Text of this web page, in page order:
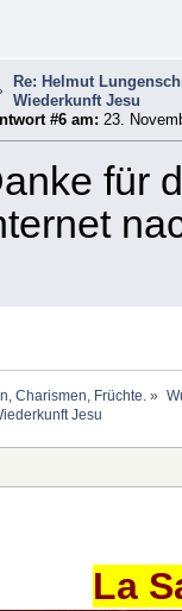
Re: Helmut
Wiederkunft Jesu
#6 am: 23.
für
Charismen, Früchte. »
Jesu
La